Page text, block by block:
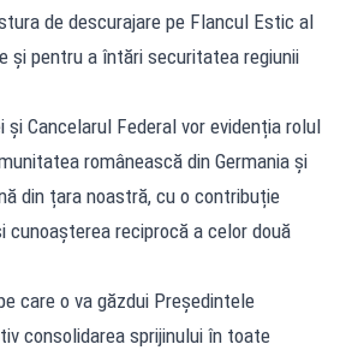
de descurajare pe Flancul Estic al
și pentru a întări securitatea regiunii
și Cancelarul Federal vor evidenția rolul
românească din Germania și
din țara noastră, cu o contribuție
cunoașterea reciprocă a celor două
care o va găzdui Președintele
consolidarea sprijinului în toate